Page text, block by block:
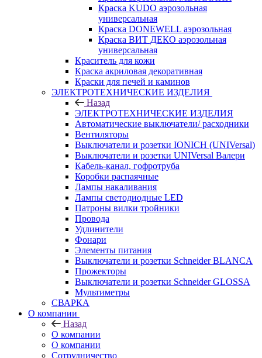
Краска KUDO аэрозольная
универсальная
Краска DONEWELL аэрозольная
Краска ВИТ ДЕКО аэрозольная
универсальная
Краситель для кожи
Краска акриловая декоративная
Краски для печей и каминов
ЭЛЕКТРОТЕХНИЧЕСКИЕ ИЗДЕЛИЯ
Назад
ЭЛЕКТРОТЕХНИЧЕСКИЕ ИЗДЕЛИЯ
Автоматические выключатели/ расходники
Вентиляторы
Выключатели и розетки IONICH (UNIVersal)
Выключатели и розетки UNIVersal Валери
Кабель-канал, гофротруба
Коробки распаячные
Лампы накаливания
Лампы светодиодные LED
Патроны вилки тройники
Провода
Удлинители
Фонари
Элементы питания
Выключатели и розетки Schneider BLANCA
Прожекторы
Выключатели и розетки Schneider GLOSSA
Мультиметры
СВАРКА
О компании
Назад
О компании
О компании
Сотрудничество